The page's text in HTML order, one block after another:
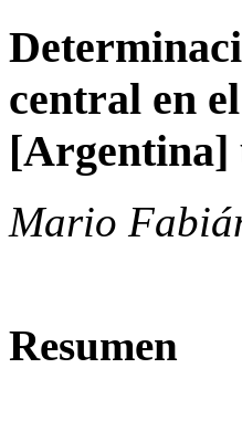
central en
[Argentina]
Mario
Resumen